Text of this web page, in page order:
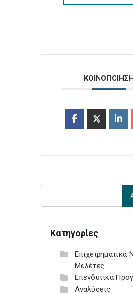
ΚΟΙΝΟΠΟΙΗΣΗ
Κατηγορίες
Επιχειρηματικά
Μελέτες
Επενδυτικά
Αναλύσεις